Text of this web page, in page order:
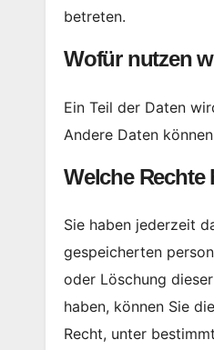
betreten.
Wofür nutzen
Ein Teil der Daten
Andere Daten
Welche Rechte
Sie haben jederzeit
gespeicherten
oder Löschung
haben, können Sie
Recht, unter